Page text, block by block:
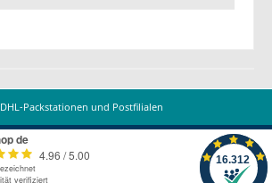
DHL-Packstationen und Postfilialen